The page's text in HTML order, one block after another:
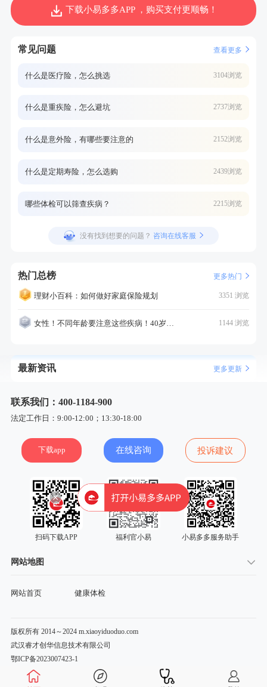
下载小易多多APP ，购买支付更顺畅！
常见问题 查看更多
什么是医疗险，怎么挑选 3104浏览
什么是重疾险，怎么避坑 2737浏览
什么是意外险，有哪些要注意的 2152浏览
什么是定期寿险，怎么选购 2439浏览
哪些体检可以筛查疾病？ 2215浏览
没有找到想要的问题？ 咨询在线客服
热门总榜 更多热门
理财小百科：如何做好家庭保险规划 3351 浏览
女性！不同年龄要注意这些疾病！40岁的这个疾病最需要注意！ 1144 浏览
最新资讯 更多更新
联系我们：400-1184-900
法定工作日：9:00-12:00；13:30-18:00
下载app 在线咨询 投诉建议
扫码下载APP 福利官小易 小易多多服务助手
网站地图
网站首页 健康体检
版权所有 2014～2024 m.xiaoyiduoduo.com
武汉睿才创华信息技术有限公司
鄂ICP备2023007423-1